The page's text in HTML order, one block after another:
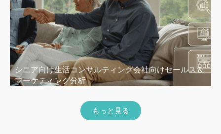
シニア向け生活コンサルティング会社向けセールス＆
マーケティング分析
もっと見る